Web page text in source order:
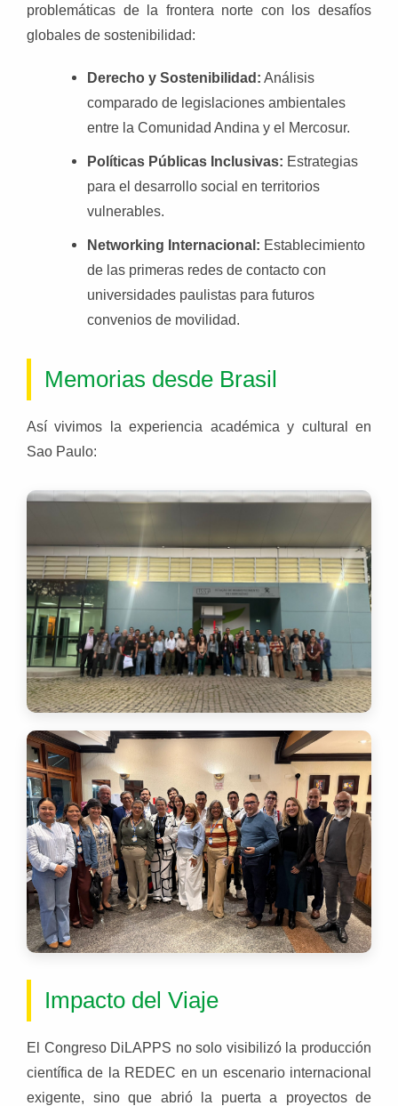
problemáticas de la frontera norte con los desafíos
globales de sostenibilidad:
Derecho y Sostenibilidad: Análisis
comparado de legislaciones ambientales
entre la Comunidad Andina y el Mercosur.
Políticas Públicas Inclusivas: Estrategias
para el desarrollo social en territorios
vulnerables.
Networking Internacional: Establecimiento
de las primeras redes de contacto con
universidades paulistas para futuros
convenios de movilidad.
Memorias desde Brasil
Así vivimos la experiencia académica y cultural en
Sao Paulo:
Impacto del Viaje
El Congreso DiLAPPS no solo visibilizó la producción
científica de la REDEC en un escenario internacional
exigente, sino que abrió la puerta a proyectos de